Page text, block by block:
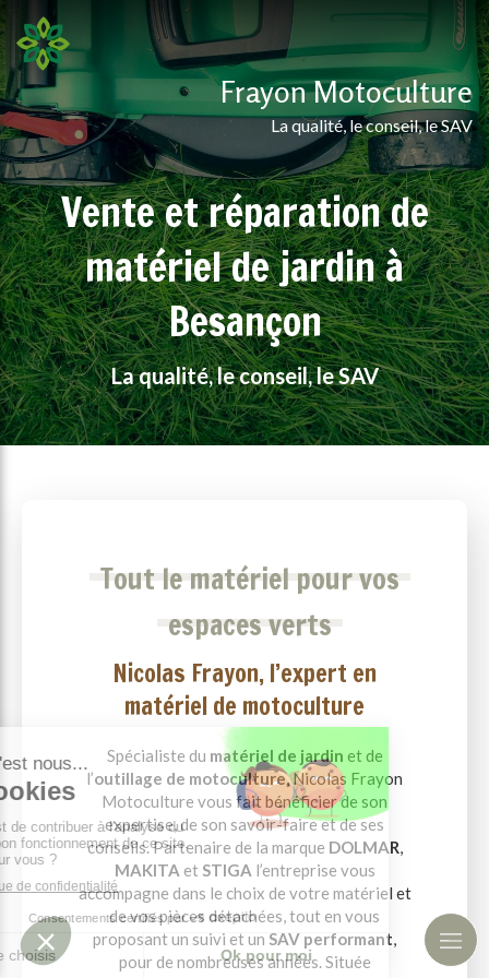
Frayon Motoculture
La qualité, le conseil, le SAV
Vente et réparation de
matériel de jardin à
Besançon
La qualité, le conseil, le SAV
Tout le matériel pour vos
espaces verts
Nicolas Frayon, l’expert en
matériel de motoculture
Spécialiste du matériel de jardin et de
l’outillage de motoculture, Nicolas Frayon
Motoculture vous fait bénéficier de son
expertise, de son savoir-faire et de ses
conseils. Partenaire de la marque DOLMAR,
MAKITA et STIGA l’entreprise vous
accompagne dans le choix de votre matériel et
de vos pièces détachées, tout en vous
proposant un suivi et un SAV performant,
pour de nombreuses années. Située